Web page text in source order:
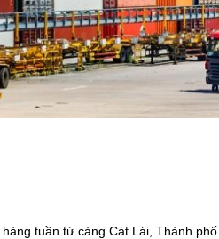
tuần từ cảng Cát Lái, Thành